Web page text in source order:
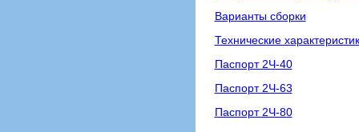
Варианты сборки
Технические
Паспорт 2Ч-40
Паспорт 2Ч-63
Паспорт 2Ч-80